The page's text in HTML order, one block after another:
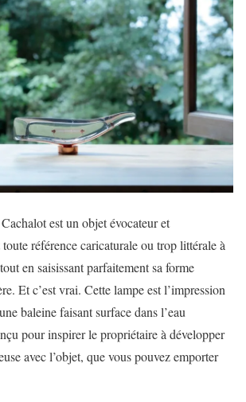
est un objet évocateur et
référence caricaturale ou trop littérale à
en saisissant parfaitement sa forme
Et c’est vrai. Cette lampe est l’impression
baleine faisant surface dans l’eau
pour inspirer le propriétaire à développer
avec l’objet, que vous pouvez emporter